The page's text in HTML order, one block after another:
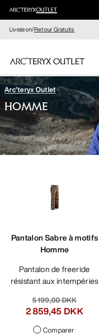
Livraison/Retour Gratuits
FEMME
HOMME
Arc'teryx Outlet
HOMME
Pantalon Sabre à motifs
Homme
Pantalon de freeride
résistant aux intempéries
5 199,00 DKK
2 859,45 DKK
Comparer